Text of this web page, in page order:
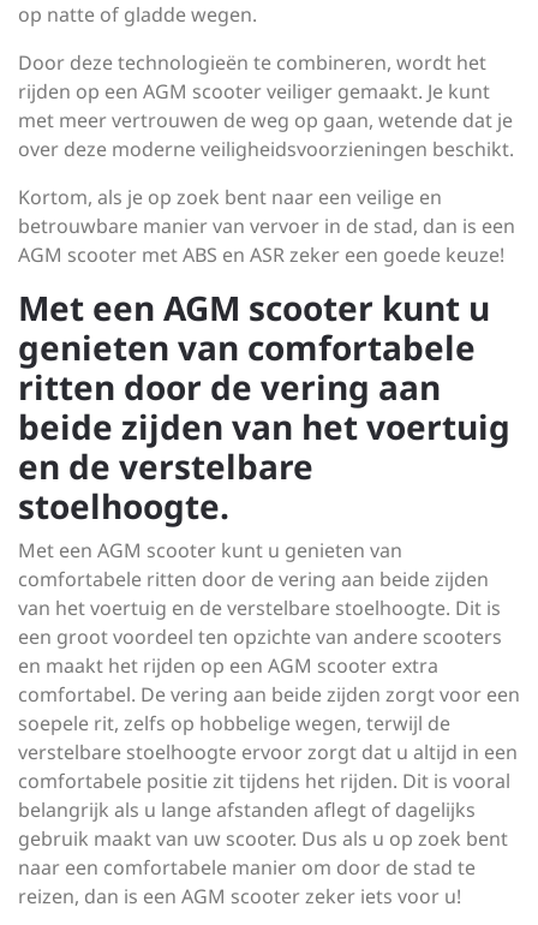
op natte of gladde wegen.
Door deze technologieën te combineren, wordt het
rijden op een AGM scooter veiliger gemaakt. Je kunt
met meer vertrouwen de weg op gaan, wetende dat je
over deze moderne veiligheidsvoorzieningen beschikt.
Kortom, als je op zoek bent naar een veilige en
betrouwbare manier van vervoer in de stad, dan is een
AGM scooter met ABS en ASR zeker een goede keuze!
Met een AGM scooter kunt u
genieten van comfortabele
ritten door de vering aan
beide zijden van het voertuig
en de verstelbare
stoelhoogte.
Met een AGM scooter kunt u genieten van
comfortabele ritten door de vering aan beide zijden
van het voertuig en de verstelbare stoelhoogte. Dit is
een groot voordeel ten opzichte van andere scooters
en maakt het rijden op een AGM scooter extra
comfortabel. De vering aan beide zijden zorgt voor een
soepele rit, zelfs op hobbelige wegen, terwijl de
verstelbare stoelhoogte ervoor zorgt dat u altijd in een
comfortabele positie zit tijdens het rijden. Dit is vooral
belangrijk als u lange afstanden aflegt of dagelijks
gebruik maakt van uw scooter. Dus als u op zoek bent
naar een comfortabele manier om door de stad te
reizen, dan is een AGM scooter zeker iets voor u!